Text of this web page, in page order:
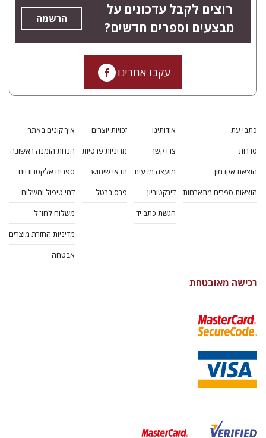
רוצים לקבל עדכונים על
מבצעים וספרים חדשים?
הרשמה
עקבו אחרינו
כתבי עת
סדרות
הוצאת אקדמון
הוצאות ספרים מתארחות
אודותינו
צרו קשר
מועצה מדעית
דירקטוריון
הגשת כתב יד
זכויות יוצרים
מדיניות פרטיות
תנאי שימוש
פרס ברטל
איך קונים באתר
הנחת הזמנה ראשונה
ספרים אלקטרוניים
דמי טיפול ומשלוח
משלוח לחו"ל
מדיניות החזרת מוצרים
אבטחה
רכישה מאובטחת